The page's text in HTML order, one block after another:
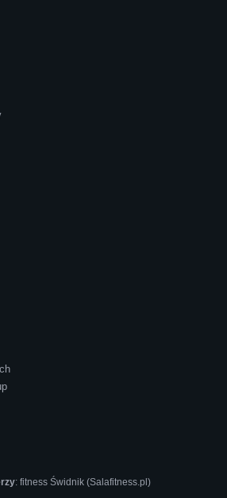
: fitness Świdnik (Salafitness.pl)